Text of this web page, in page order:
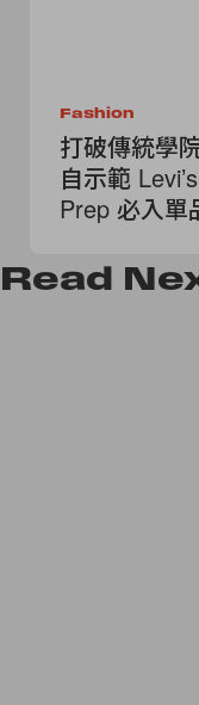
Fashion
打破傳統學
自示範
Prep 必入單
Read